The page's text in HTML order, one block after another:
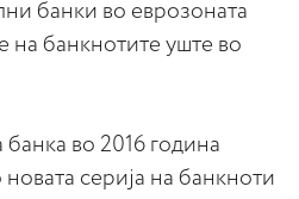
банки во еврозоната
на банкнотите уште во
во 2016 година
серија на банкноти